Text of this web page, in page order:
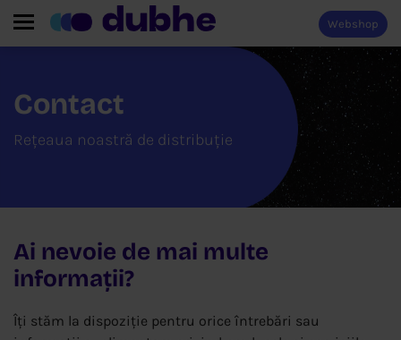
Webshop
Contact
Rețeaua noastră de distribuție
Ai nevoie de mai multe
informații?
Îți stăm la dispoziție pentru orice întrebări sau